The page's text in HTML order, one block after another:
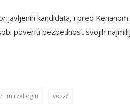
kandidata, i pred
poveriti bezbednost svojih
Imirzalioglu vozač